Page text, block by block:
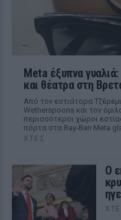
Meta έξυπνα γυαλιά:
και θέατρα στη
Από τον εστιάτορα
Wetherspoons και τον
περισσότεροι χώροι
πόρτα στα Ray-Ban Meta
ΧΤΕΣ
Ο